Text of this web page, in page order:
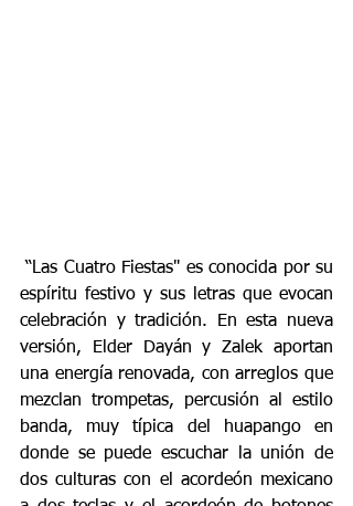
“Las Cuatro Fiestas" es conocida por su
espíritu festivo y sus letras que evocan
celebración y tradición. En esta nueva
versión, Elder Dayán y Zalek aportan
una energía renovada, con arreglos que
mezclan trompetas, percusión al estilo
banda, muy típica del huapango en
donde se puede escuchar la unión de
dos culturas con el acordeón mexicano